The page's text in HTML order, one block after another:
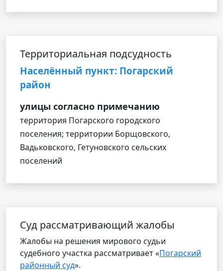
Территориальная подсудность
Населённый пункт: Погарский
район
улицы согласно примечанию
территория Погарского городского
поселения; территории Борщовского,
Вадьковского, Гетуновского сельских
поселений
Cуд рассматривающий жалобы
Жалобы на решения мирового судьи
судебного участка рассматривает «Погарский
районный суд».